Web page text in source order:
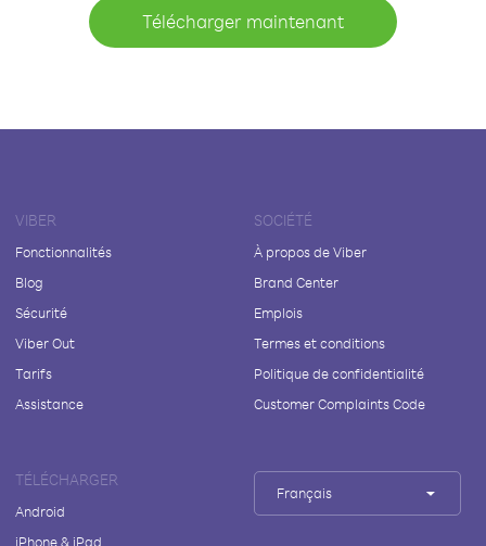
Télécharger maintenant
VIBER
Fonctionnalités
Blog
Sécurité
Viber Out
Tarifs
Assistance
SOCIÉTÉ
À propos de Viber
Brand Center
Emplois
Termes et conditions
Politique de confidentialité
Customer Complaints Code
TÉLÉCHARGER
Android
iPhone & iPad
Français